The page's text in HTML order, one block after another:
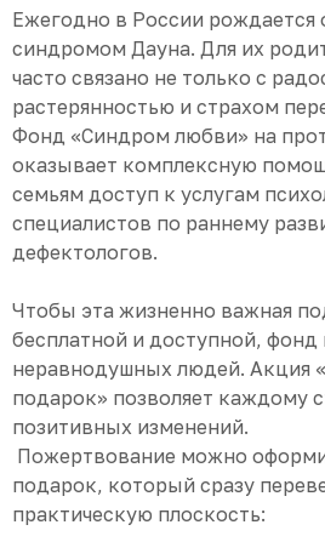
Ежегодно в России рождается
синдромом Дауна. Для их
часто связано не только с
растерянностью и страхом
Фонд «Синдром любви» на
оказывает комплексную
семьям доступ к услугам
специалистов по раннему
дефектологов.
Чтобы эта жизненно важная
бесплатной и доступной,
неравнодушных людей. Акция
подарок» позволяет каждому
позитивных изменений.
Пожертвование можно
подарок, который сразу
практическую плоскость: